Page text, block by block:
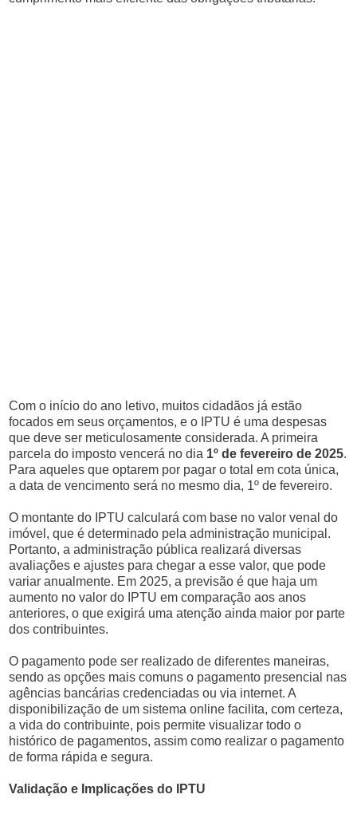
Com o início do ano letivo, muitos cidadãos já estão
focados em seus orçamentos, e o IPTU é uma despesas
que deve ser meticulosamente considerada. A primeira
parcela do imposto vencerá no dia 1º de fevereiro de 2025.
Para aqueles que optarem por pagar o total em cota única,
a data de vencimento será no mesmo dia, 1º de fevereiro.
O montante do IPTU calculará com base no valor venal do
imóvel, que é determinado pela administração municipal.
Portanto, a administração pública realizará diversas
avaliações e ajustes para chegar a esse valor, que pode
variar anualmente. Em 2025, a previsão é que haja um
aumento no valor do IPTU em comparação aos anos
anteriores, o que exigirá uma atenção ainda maior por parte
dos contribuintes.
O pagamento pode ser realizado de diferentes maneiras,
sendo as opções mais comuns o pagamento presencial nas
agências bancárias credenciadas ou via internet. A
disponibilização de um sistema online facilita, com certeza,
a vida do contribuinte, pois permite visualizar todo o
histórico de pagamentos, assim como realizar o pagamento
de forma rápida e segura.
Validação e Implicações do IPTU